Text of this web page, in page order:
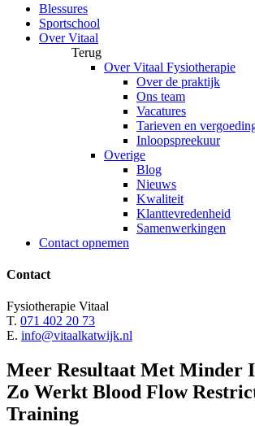
Blessures
Sportschool
Over Vitaal
Terug
Over Vitaal Fysiotherapie
Over de praktijk
Ons team
Vacatures
Tarieven en
Inloopspreekuur
Overige
Blog
Nieuws
Kwaliteit
Klanttevredenheid
Samenwerkingen
Contact opnemen
Contact
Fysiotherapie Vitaal
T. 071 402 20 73
E. info@vitaalkatwijk.nl
Meer Resultaat Met Minder
Zo Werkt Blood Flow
Training